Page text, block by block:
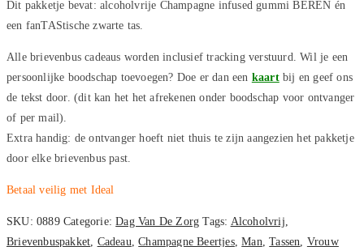
Dit pakketje bevat: alcoholvrije Champagne infused gummi BEREN én
een fanTAStische zwarte tas.
Alle brievenbus cadeaus worden inclusief tracking verstuurd. Wil je een
persoonlijke boodschap toevoegen? Doe er dan een kaartbij en geef ons
de tekst door. (dit kan het het afrekenen onder boodschap voor ontvanger
of per mail).
Extra handig: de ontvanger hoeft niet thuis te zijn aangezien het pakketje
door elke brievenbus past.
Betaal veilig met Ideal
SKU: 0889 Categorie:Dag Van De Zorg Tags: Alcoholvrij,
Brievenbuspakket, Cadeau,Champagne Beertjes,Man,Tassen, Vrouw